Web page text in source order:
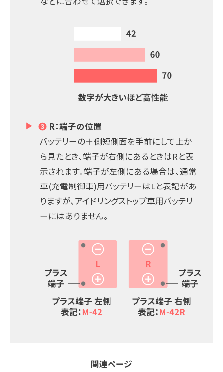
❸R：端子の位置
バッテリーの＋側短側面を手前にして上か
ら見たとき、端子が右側にあるときはRと表
示されます。端子が左側にある場合は、通常
車(充電制御車)用バッテリーはLと表記があ
りますが、アイドリングストップ車用バッテリ
ーにはありません。
関連ページ